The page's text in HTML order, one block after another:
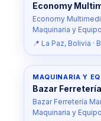
Economy
Economy
Maquinaria y
📍 La Paz, Bolivia ·
MAQUINARIA Y
Bazar
Bazar Ferretería
Maquinaria y